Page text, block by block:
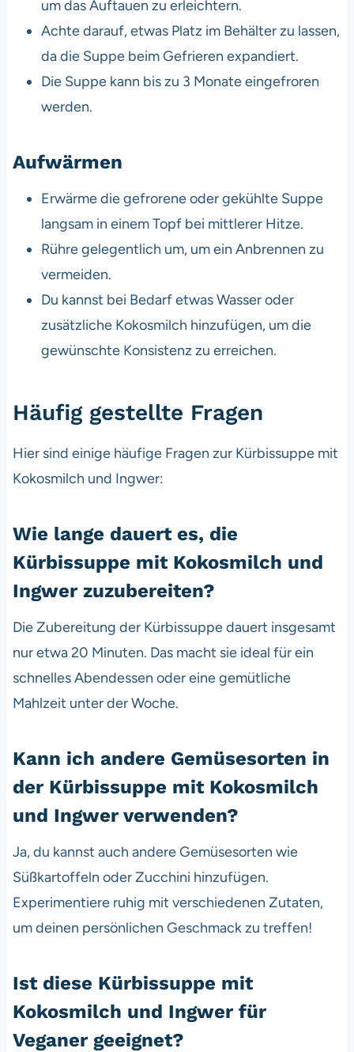
um das Auftauen zu erleichtern.
Achte darauf, etwas Platz im Behälter zu lassen,
da die Suppe beim Gefrieren expandiert.
Die Suppe kann bis zu 3 Monate eingefroren
werden.
Aufwärmen
Erwärme die gefrorene oder gekühlte Suppe
langsam in einem Topf bei mittlerer Hitze.
Rühre gelegentlich um, um ein Anbrennen zu
vermeiden.
Du kannst bei Bedarf etwas Wasser oder
zusätzliche Kokosmilch hinzufügen, um die
gewünschte Konsistenz zu erreichen.
Häufig gestellte Fragen
Hier sind einige häufige Fragen zur Kürbissuppe mit
Kokosmilch und Ingwer:
Wie lange dauert es, die
Kürbissuppe mit Kokosmilch und
Ingwer zuzubereiten?
Die Zubereitung der Kürbissuppe dauert insgesamt
nur etwa 20 Minuten. Das macht sie ideal für ein
schnelles Abendessen oder eine gemütliche
Mahlzeit unter der Woche.
Kann ich andere Gemüsesorten in
der Kürbissuppe mit Kokosmilch
und Ingwer verwenden?
Ja, du kannst auch andere Gemüsesorten wie
Süßkartoffeln oder Zucchini hinzufügen.
Experimentiere ruhig mit verschiedenen Zutaten,
um deinen persönlichen Geschmack zu treffen!
Ist diese Kürbissuppe mit
Kokosmilch und Ingwer für
Veganer geeignet?